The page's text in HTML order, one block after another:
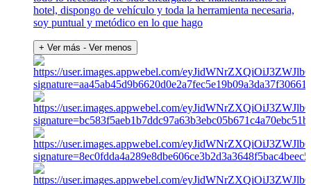
hotel, dispongo de vehículo y toda la herramienta necesaria,
soy puntual y metódico en lo que hago
+ Ver más - Ver menos